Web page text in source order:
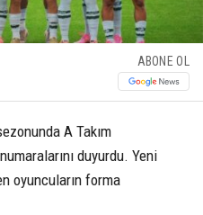
ABONE OL
A Takım
duyurdu. Yeni
oyuncuların forma